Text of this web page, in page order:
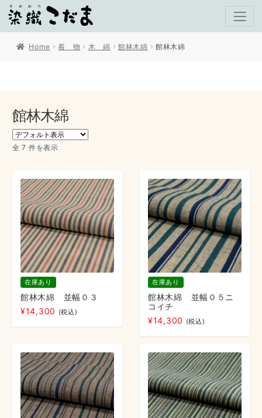
Home 着 物 木 綿 館林木綿 館林木綿
館林木綿
全 7 件を表示
在庫あり
館林木綿 並幅０３
¥14,300 (税込)
在庫あり
館林木綿 並幅０５ニ
コイチ
¥14,300 (税込)